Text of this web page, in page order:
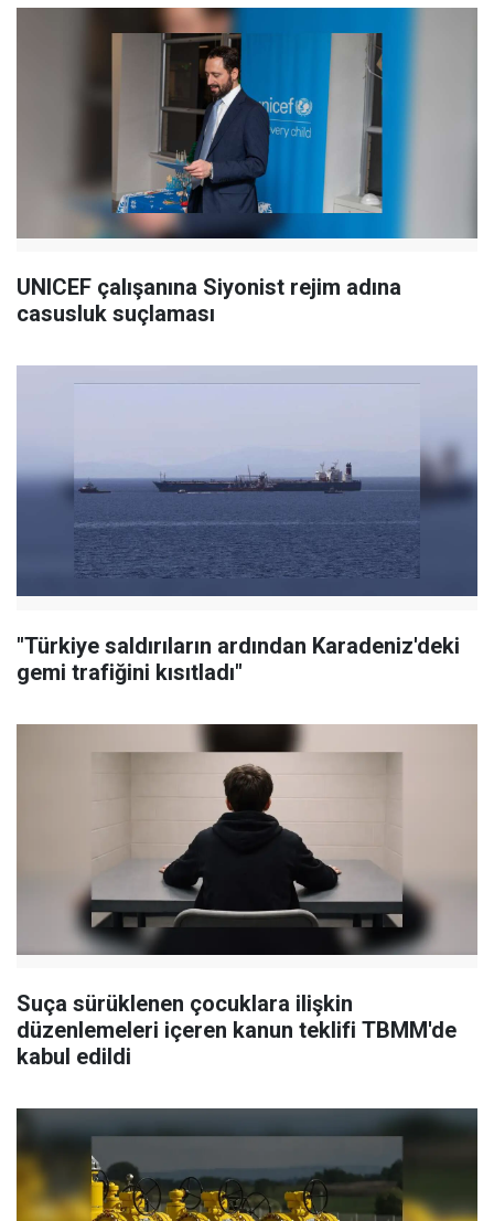
UNICEF çalışanına Siyonist rejim adına
casusluk suçlaması
"Türkiye saldırıların ardından Karadeniz'deki
gemi trafiğini kısıtladı"
Suça sürüklenen çocuklara ilişkin
düzenlemeleri içeren kanun teklifi TBMM'de
kabul edildi